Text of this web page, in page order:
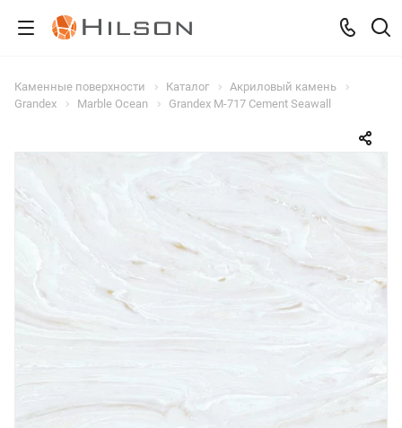
Каменные поверхности Каталог
Акриловый камень
Grandex
Marble Ocean Grandex M-717 Cement Seawall